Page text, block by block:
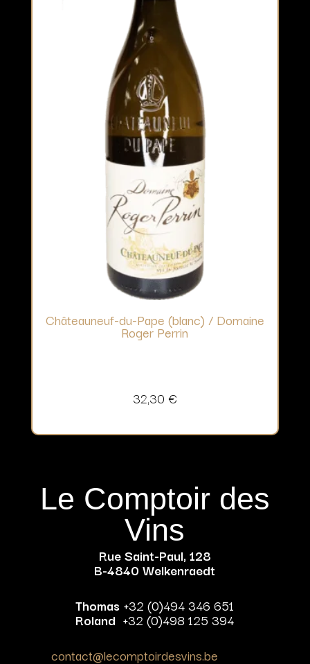
Châteauneuf-du-Pape (blanc) / Domaine
Roger Perrin
32,30 €
Le Comptoir des
Vins
Rue Saint-Paul, 128
B-4840 Welkenraedt
Thomas +32 (0)494 346 651
Roland +32 (0)498 125 394
contact@lecomptoirdesvins.be